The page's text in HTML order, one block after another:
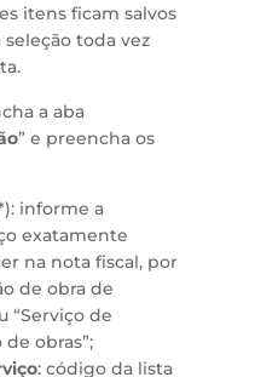
itens ficam salvos
toda vez
a aba
” e preencha os
informe a
exatamente
na nota fiscal, por
de obra de
“Serviço de
obras”;
: código da lista